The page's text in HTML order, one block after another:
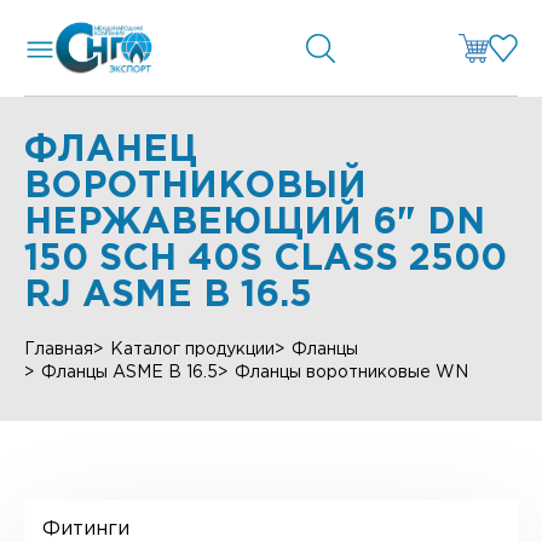
ФЛАНЕЦ
ВОРОТНИКОВЫЙ
НЕРЖАВЕЮЩИЙ 6" DN
150 SCH 40S CLASS 2500
RJ ASME B 16.5
Главная Каталог продукции
Фланцы
Фланцы ASME B 16.5
Фланцы воротниковые WN
Фитинги